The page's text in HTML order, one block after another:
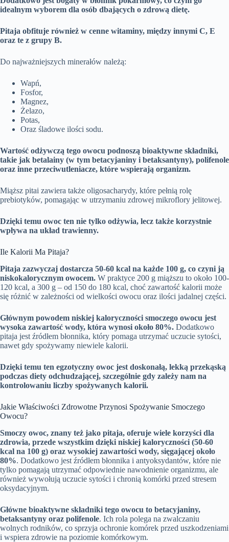
idealnym wyborem dla osób dbających o zdrową dietę.
Pitaja obfituje również w cenne witaminy, między innymi C, E
oraz te z grupy B.
Do najważniejszych minerałów należą:
Wapń,
Fosfor,
Magnez,
Żelazo,
Potas,
Oraz śladowe ilości sodu.
Wartość odżywczą tego owocu podnoszą bioaktywne składniki,
takie jak betalainy (w tym betacyjaniny i betaksantyny), polifenole
oraz inne przeciwutleniacze, które wspierają organizm.
Miąższ pitai zawiera także oligosacharydy, które pełnią rolę
prebiotyków, pomagając w utrzymaniu zdrowej mikroflory jelitowej.
Dzięki temu owoc ten nie tylko odżywia, lecz także korzystnie
wpływa na układ trawienny.
Ile Kalorii Ma Pitaja?
Pitaja zazwyczaj dostarcza 50-60 kcal na każde 100 g, co czyni ją
niskokalorycznym owocem. W praktyce 200 g miąższu to około 100-
120 kcal, a 300 g – od 150 do 180 kcal, choć zawartość kalorii może
się różnić w zależności od wielkości owocu oraz ilości jadalnej części.
Głównym powodem niskiej kaloryczności smoczego owocu jest
wysoka zawartość wody, która wynosi około 80%. Dodatkowo
pitaja jest źródłem błonnika, który pomaga utrzymać uczucie sytości,
nawet gdy spożywamy niewiele kalorii.
Dzięki temu ten egzotyczny owoc jest doskonałą, lekką przekąską
podczas diety odchudzającej, szczególnie gdy zależy nam na
kontrolowaniu liczby spożywanych kalorii.
Jakie Właściwości Zdrowotne Przynosi Spożywanie Smoczego
Owocu?
Smoczy owoc, znany też jako pitaja, oferuje wiele korzyści dla
zdrowia, przede wszystkim dzięki niskiej kaloryczności (50-60
kcal na 100 g) oraz wysokiej zawartości wody, sięgającej około
80%. Dodatkowo jest źródłem błonnika i antyoksydantów, które nie
tylko pomagają utrzymać odpowiednie nawodnienie organizmu, ale
również wywołują uczucie sytości i chronią komórki przed stresem
oksydacyjnym.
Główne bioaktywne składniki tego owocu to betacyjaniny,
betaksantyny oraz polifenole. Ich rola polega na zwalczaniu
wolnych rodników, co sprzyja ochronie komórek przed uszkodzeniami
i wspiera zdrowie na poziomie komórkowym.